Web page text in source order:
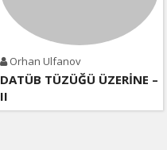
Orhan Ulfanov
DATÜB TÜZÜĞÜ ÜZERİNE –
II